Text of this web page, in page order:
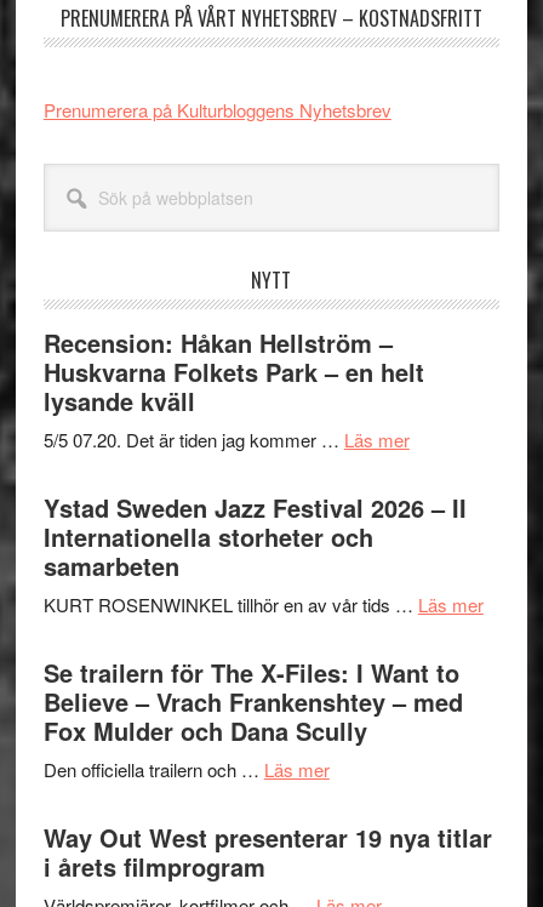
PRENUMERERA PÅ VÅRT NYHETSBREV – KOSTNADSFRITT
Prenumerera på Kulturbloggens Nyhetsbrev
webbplatsen
NYTT
Recension: Håkan Hellström –
Huskvarna Folkets Park – en helt
lysande kväll
5/5 07.20. Det är tiden jag kommer … Läs merom
Håkan
Hellström
Folkets
–
en
Ystad Sweden Jazz Festival 2026 – II
Internationella storheter och
samarbeten
KURT ROSENWINKEL tillhör en av vår tids … Läs merom
Se trailern för The X-Files: I Want to
Believe – Vrach Frankenshtey – med
Fox Mulder och Dana Scully
Den officiella trailern och … Läs merom
trailern
för
Way Out West presenterar 19 nya titlar
i årets filmprogram